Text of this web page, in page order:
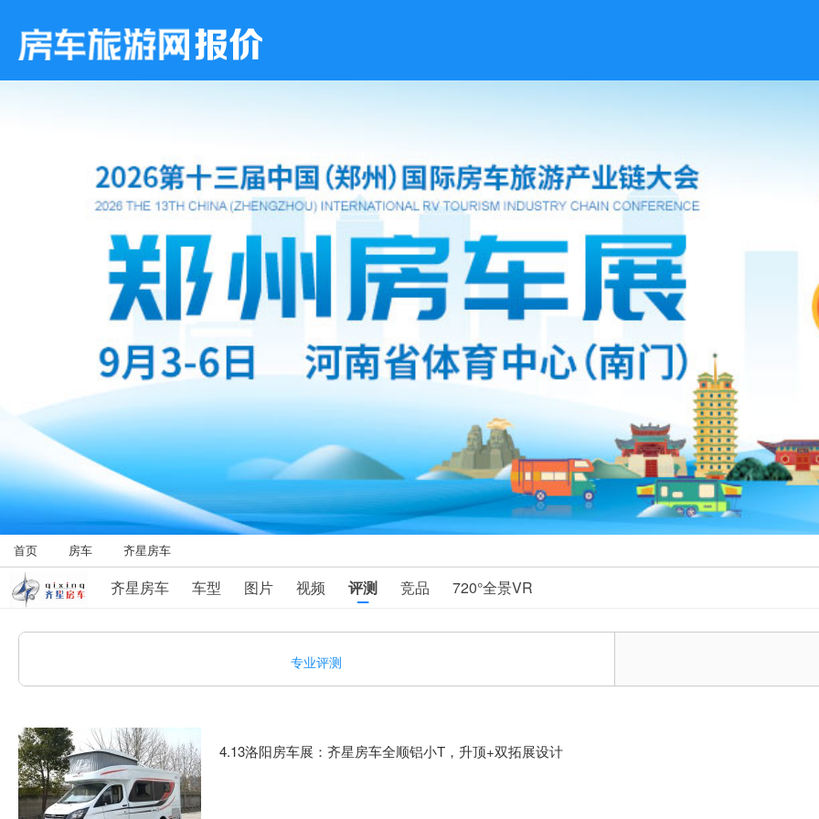
首页 房车 齐星房车
齐星房车 车型 图片 视频 评测 竞品 720°全景VR
专业评测
4.13洛阳房车展：齐星房车全顺铝小T，升顶+双拓展设计